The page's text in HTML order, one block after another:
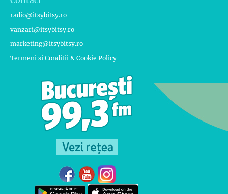
radio@itsybitsy.ro
vanzari@itsybitsy.ro
marketing@itsybitsy.ro
Termeni si Conditii & Cookie Policy